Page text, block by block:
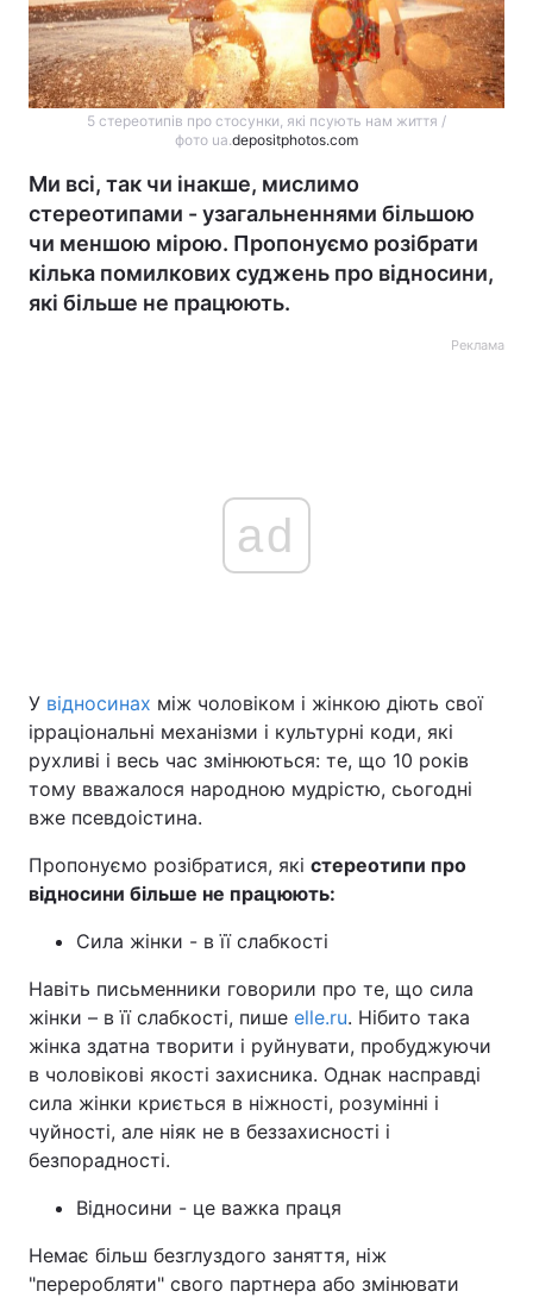
5 стереотипів про стосунки, які псують нам життя /
фото ua.depositphotos.com
Ми всі, так чи інакше, мислимо
стереотипами - узагальненнями більшою
чи меншою мірою. Пропонуємо розібрати
кілька помилкових суджень про відносини,
які більше не працюють.
Реклама
ad
У відносинах між чоловіком і жінкою діють свої
ірраціональні механізми і культурні коди, які
рухливі і весь час змінюються: те, що 10 років
тому вважалося народною мудрістю, сьогодні
вже псевдоістина.
Пропонуємо розібратися, які стереотипи про
відносини більше не працюють:
Сила жінки - в її слабкості
Навіть письменники говорили про те, що сила
жінки – в її слабкості, пише elle.ru. Нібито така
жінка здатна творити і руйнувати, пробуджуючи
в чоловікові якості захисника. Однак насправді
сила жінки криється в ніжності, розумінні і
чуйності, але ніяк не в беззахисності і
безпорадності.
Відносини - це важка праця
Немає більш безглуздого заняття, ніж
"переробляти" свого партнера або змінювати